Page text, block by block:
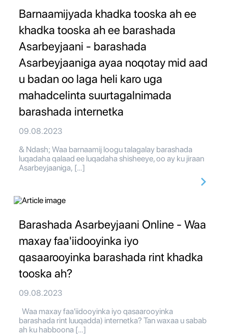
Barnaamijyada khadka tooska ah ee
khadka tooska ah ee barashada
Asarbeyjaani - barashada
Asarbeyjaaniga ayaa noqotay mid aad
u badan oo laga heli karo uga
mahadcelinta suurtagalnimada
barashada internetka
09.08.2023
& Ndash; Waa barnaamij loogu talagalay barashada
luqadaha qalaad ee luqadaha shisheeye, oo ay ku jiraan
Asarbeyjaaniga, […]
Barashada Asarbeyjaani Online - Waa
maxay faa'iidooyinka iyo
qasaarooyinka barashada rint khadka
tooska ah?
09.08.2023
Waa maxay faa'iidooyinka iyo qasaarooyinka
barashada rint luuqadda) internetka? Tan waxaa u sabab
ah ku habboona […]